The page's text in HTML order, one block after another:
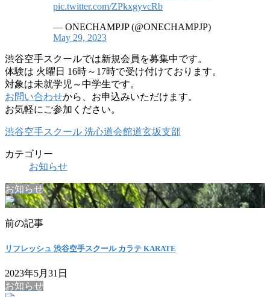
pic.twitter.com/ZPkxgyvcRb
— ONECHAMPJP (@ONECHAMPJP)
May 29, 2023
渋谷空手スクールでは新規会員を募集中です。
体験は 火曜日 16時～17時で受け付けております。
対象は未就学児～中学生です。
お問い合わせから、お申込みいただけます。
お気軽にご参加ください。
渋谷空手スクール 洗心道会館道玄坂支部
カテゴリー
お知らせ
お知らせ
前の記事
リフレッシュ 渋谷空手スクール カラテ KARATE
2023年5月31日
お知らせ